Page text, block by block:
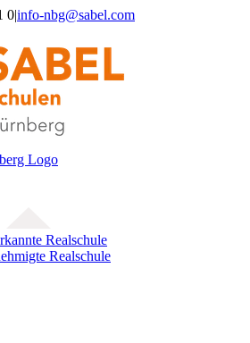
0|info-nbg@sabel.com
Realschule
Realschule